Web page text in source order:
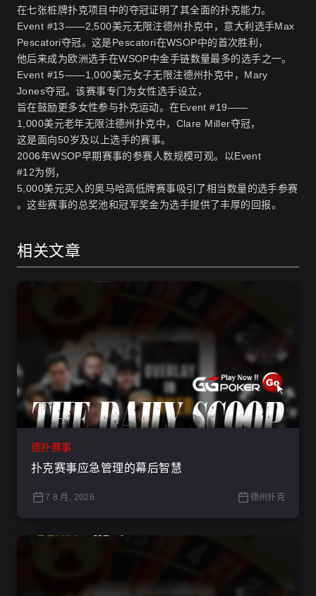
在七张桩牌扑克项目中的夺冠证明了其全面的扑克能力。
Event #13——2,500美元无限注德州扑克中，意大利选手Max
Pescatori夺冠。这是Pescatori在WSOP中的首次胜利，
他后来成为欧洲选手在WSOP中金手链数量最多的选手之一。
Event #15——1,000美元女子无限注德州扑克中，Mary
Jones夺冠。该赛事专门为女性选手设立，
旨在鼓励更多女性参与扑克运动。在Event #19——
1,000美元老年无限注德州扑克中，Clare Miller夺冠，
这是面向50岁及以上选手的赛事。
2006年WSOP早期赛事的参赛人数规模可观。以Event
#12为例，
5,000美元买入的奥马哈高低牌赛事吸引了相当数量的选手参赛
。这些赛事的总奖池和冠军奖金为选手提供了丰厚的回报。
相关文章
德扑赛事
扑克赛事应急管理的幕后智慧
7 8 月, 2026 德州扑克